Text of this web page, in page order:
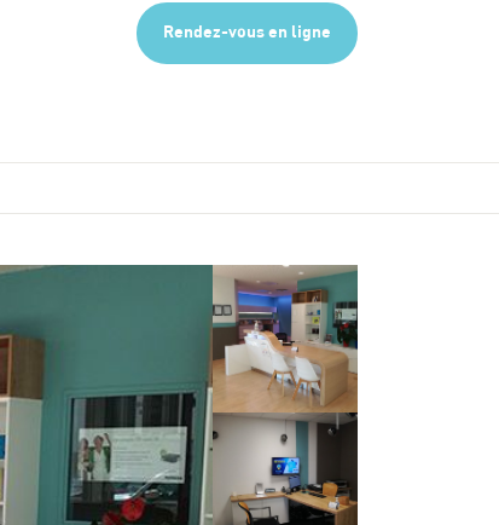
Rendez-vous en ligne